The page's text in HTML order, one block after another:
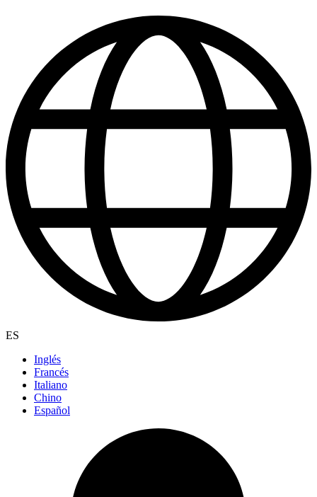
ES
Inglés
Francés
Italiano
Chino
Español